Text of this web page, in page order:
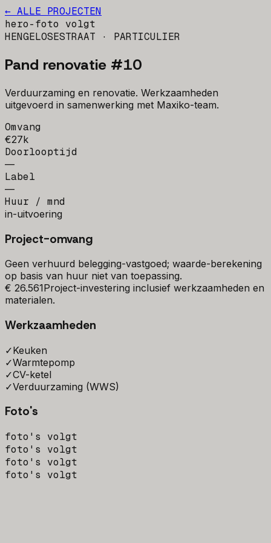
← ALLE PROJECTEN
hero-foto volgt
HENGELOSESTRAAT · PARTICULIER
Pand renovatie #10
Verduurzaming en renovatie. Werkzaamheden
uitgevoerd in samenwerking met Maxiko-team.
Omvang
€27k
Doorlooptijd
—
Label
—
Huur / mnd
in-uitvoering
Project-omvang
Geen verhuurd belegging-vastgoed; waarde-berekening
op basis van huur niet van toepassing.
€ 26.561Project-investering inclusief werkzaamheden en
materialen.
Werkzaamheden
✓Keuken
✓Warmtepomp
✓CV-ketel
✓Verduurzaming (WWS)
Foto's
foto's volgt
foto's volgt
foto's volgt
foto's volgt